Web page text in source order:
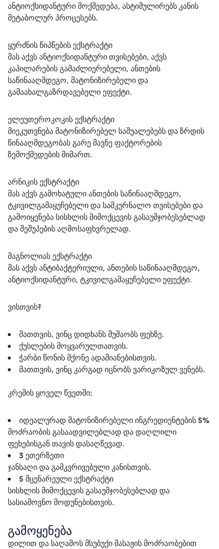
ანტიოქსიდანტური მოქმედება, ასტიმულირებს კანის
მეტაბოლურ პროცესებს.
ყურძნის წიპწების ექსტრაქტი
მას აქვს ანტიოქსიდანტური თვისებები, აქვს
კაპილარების გამაძლიერებელი, ანთების
საწინააღმდეგო, მატონიზირებელი და
გამაახალგაზრდავებელი ეფექტი.
ელეუთეროკოკის ექსტრაქტი
მიეკუთვნება მატონიზირებელ საშუალებებს და ზრდის
წინააღმდეგობას გარე მავნე ფაქტორების
ზემოქმედების მიმართ.
არნიკის ექსტრაქტი
მას აქვს გამოხატული ანთების საწინააღმდეგო,
ტკივილგამაყუჩებელი და სამკურნალო თვისებები და
გამოიყენება სისხლის მიმოქცევის გასაუმჯობესებლად
და შეშუპების აღმოსაფხვრელად.
მაგნოლიას ექსტრაქტი
მას აქვს ანტიბაქტერიული, ანთების საწინააღმდეგო,
ანტიოქსიდანტური, ტკივილგამაყუჩებელი ეფექტი.
ვისთვის?
მათთვის, ვინც დიდხანს მუშაობს ფეხზე.
ქუსლების მოყვარულთათვის.
ჭარბი წონის მქონე ადამიანებისთვის.
მათთვის, ვინც კარგად იცნობს ვარიკოზულ ვენებს.
კრემის ყოველ წვეთში:
იდეალურად მატონიზირებელი ინგრედიენტების 5%
მოძრაობის გასაადვილებლად და დაღლილი
ფეხებისგან თავის დასაღწევად.
3 ეთერზეთი
ჯანსაღი და გამკვრივებული კანისთვის.
5 მცენარეული ექსტრაქტი
სისხლის მიმოქცევის გასაუმჯობესებლად და
სასიამოვნო მოდუნებისთვის.
გამოყენება
დილით და საღამოს მსუბუქი მასაჟის მოძრაობებით